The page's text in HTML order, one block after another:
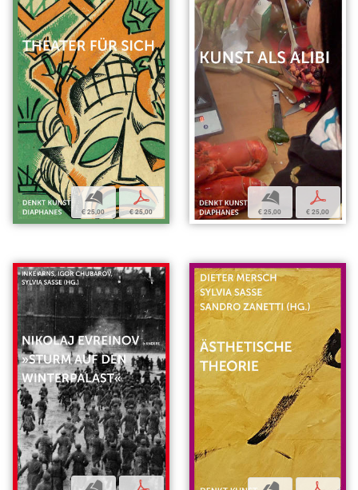
b
€ 25,00
p
€ 25,00
b
€ 25,00
p
€ 25,00